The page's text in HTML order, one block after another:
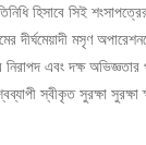
হিসাবে সিই
দীর্ঘমেয়াদী মসৃণ
নিরাপদ এবং দক্ষ
স্বীকৃত সুরক্ষা সুরক্ষা